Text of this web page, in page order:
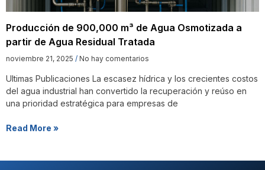
Producción de 900,000 m³ de Agua Osmotizada a
partir de Agua Residual Tratada
noviembre 21, 2025 No hay comentarios
Ultimas Publicaciones La escasez hídrica y los crecientes costos
del agua industrial han convertido la recuperación y reúso en
una prioridad estratégica para empresas de
Read More »